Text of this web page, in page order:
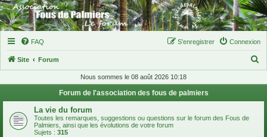
FAQ Connexion
S’enregistrer
Site Forum
h
Nous sommes le 08 août 2026 10:18
Forum de l'association des fous de palmiers
La vie du forum
Toutes les remarques, suggestions ou questions sur le forum des Fous de
Palmiers, ainsi que les évolutions de votre forum
Sujets : 315